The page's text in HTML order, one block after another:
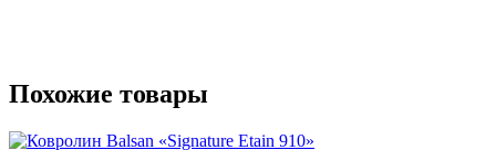
Похожие товары